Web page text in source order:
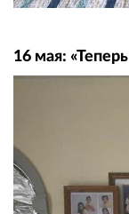
16 мая: